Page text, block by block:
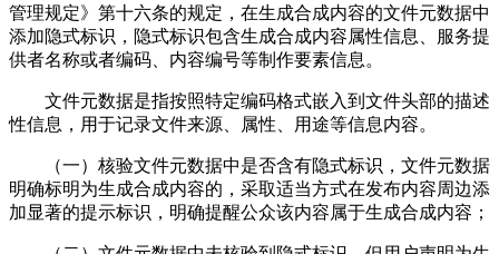
管理规定》第十六条的规定，在生成合成内容的文件元数据中
添加隐式标识，隐式标识包含生成合成内容属性信息、服务提
供者名称或者编码、内容编号等制作要素信息。
文件元数据是指按照特定编码格式嵌入到文件头部的描述
性信息，用于记录文件来源、属性、用途等信息内容。
（一）核验文件元数据中是否含有隐式标识，文件元数据
明确标明为生成合成内容的，采取适当方式在发布内容周边添
加显著的提示标识，明确提醒公众该内容属于生成合成内容；